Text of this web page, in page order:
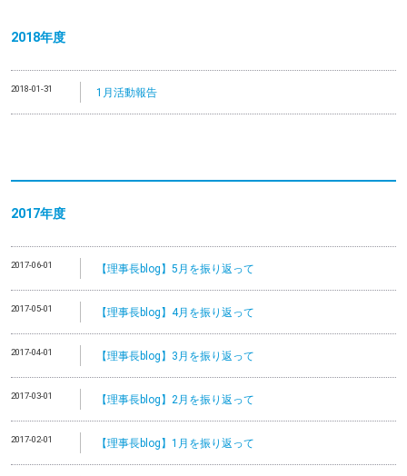
2018年度
2018-01-31 1月活動報告
2017年度
2017-06-01 【理事長blog】5月を振り返って
2017-05-01 【理事長blog】4月を振り返って
2017-04-01 【理事長blog】3月を振り返って
2017-03-01 【理事長blog】2月を振り返って
2017-02-01 【理事長blog】1月を振り返って